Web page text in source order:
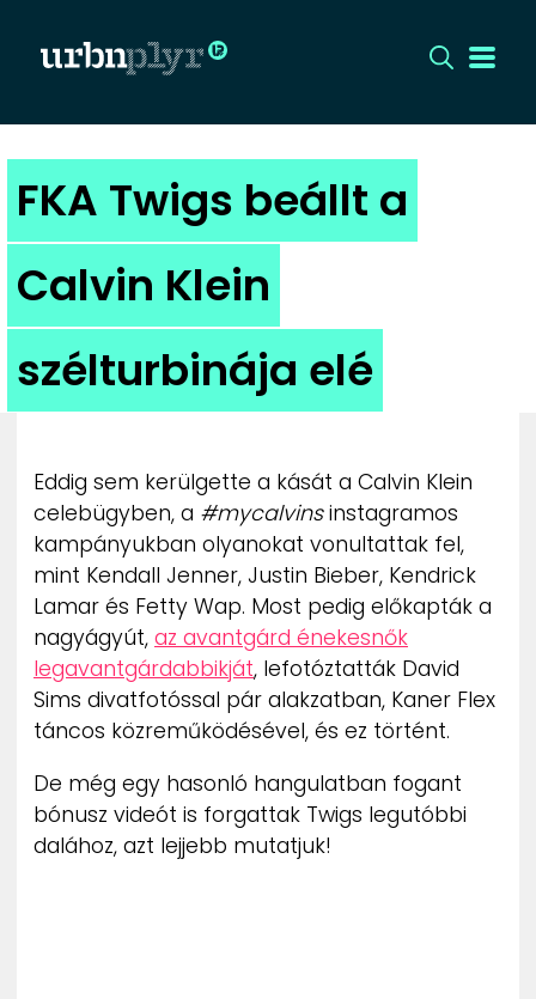
CÍMLAP
DIZÁJN
DIVAT
HIP
UTCA
ZENE
MÉDIAAJÁNLAT
IMPRESSZUM
PR-ARCHÍVUM
ADATKEZELÉSI TÁJÉKOZTATÓ
FKA Twigs beállt a
Calvin Klein
szélturbinája elé
Eddig sem kerülgette a kását a Calvin Klein
celebügyben, a #mycalvinsinstagramos
kampányukban olyanokat vonultattak fel,
mint Kendall Jenner, Justin Bieber, Kendrick
Lamar és Fetty Wap. Most pedig előkapták a
nagyágyút, az avantgárd énekesnők
legavantgárdabbikját, lefotóztatták David
Sims divatfotóssal pár alakzatban, Kaner Flex
táncos közreműködésével, és ez történt.
De még egy hasonló hangulatban fogant
bónusz videót is forgattak Twigs legutóbbi
dalához, azt lejjebb mutatjuk!